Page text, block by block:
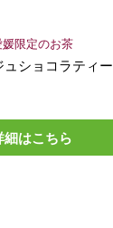
媛限定のお茶
ュショコラティー
細はこちら